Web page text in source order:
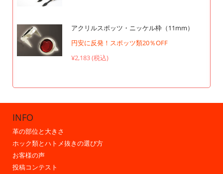
アクリルスポッツ・ニッケル枠（11mm）
円安に反発！スポッツ類20％OFF
¥2,183 (税込)
INFO
革の部位と大きさ
ホック類とハトメ抜きの選び方
お客様の声
投稿コンテスト